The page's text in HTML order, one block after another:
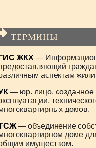
ТЕРМИНЫ
ЖКХ —
аспектам
— юр. лицо, созданное
домов.
— объединение
доме
имуществом.